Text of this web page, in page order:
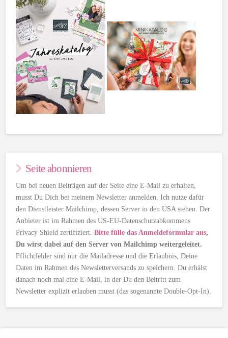
Seite abonnieren
Um bei neuen Beiträgen auf der Seite eine E-Mail zu erhalten,
musst Du Dich bei meinem Newsletter anmelden. Ich nutze dafür
den Dienstleister Mailchimp, dessen Server in den USA stehen. Der
Anbieter ist im Rahmen des US-EU-Datenschutzabkommens
Privacy Shield zertifiziert.Bitte fülle das Anmeldeformular aus,
Du wirst dabei auf den Server von Mailchimp weitergeleitet.
Pflichtfelder sind nur die Mailadresse und die Erlaubnis, Deine
Daten im Rahmen des Newsletterversands zu speichern. Du erhälst
danach noch mal eine E-Mail, in der Du den Beitritt zum
Newsletter explizit erlauben musst (das sogenannte Double-Opt-In).